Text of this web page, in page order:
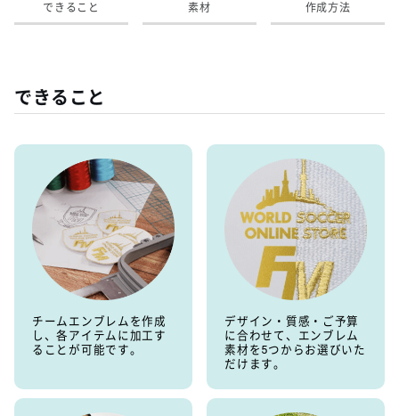
できること 素材 作成方法
できること
チームエンブレムを作成
し、各アイテムに加工す
ることが可能です。
デザイン・質感・ご予算
に合わせて、エンブレム
素材を5つからお選びいた
だけます。